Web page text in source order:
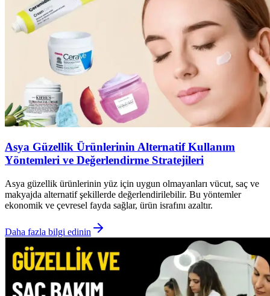
Asya Güzellik Ürünlerinin Alternatif Kullanım
Yöntemleri ve Değerlendirme Stratejileri
Asya güzellik ürünlerinin yüz için uygun olmayanları vücut, saç ve
makyajda alternatif şekillerde değerlendirilebilir. Bu yöntemler
ekonomik ve çevresel fayda sağlar, ürün israfını azaltır.
Daha fazla bilgi edinin